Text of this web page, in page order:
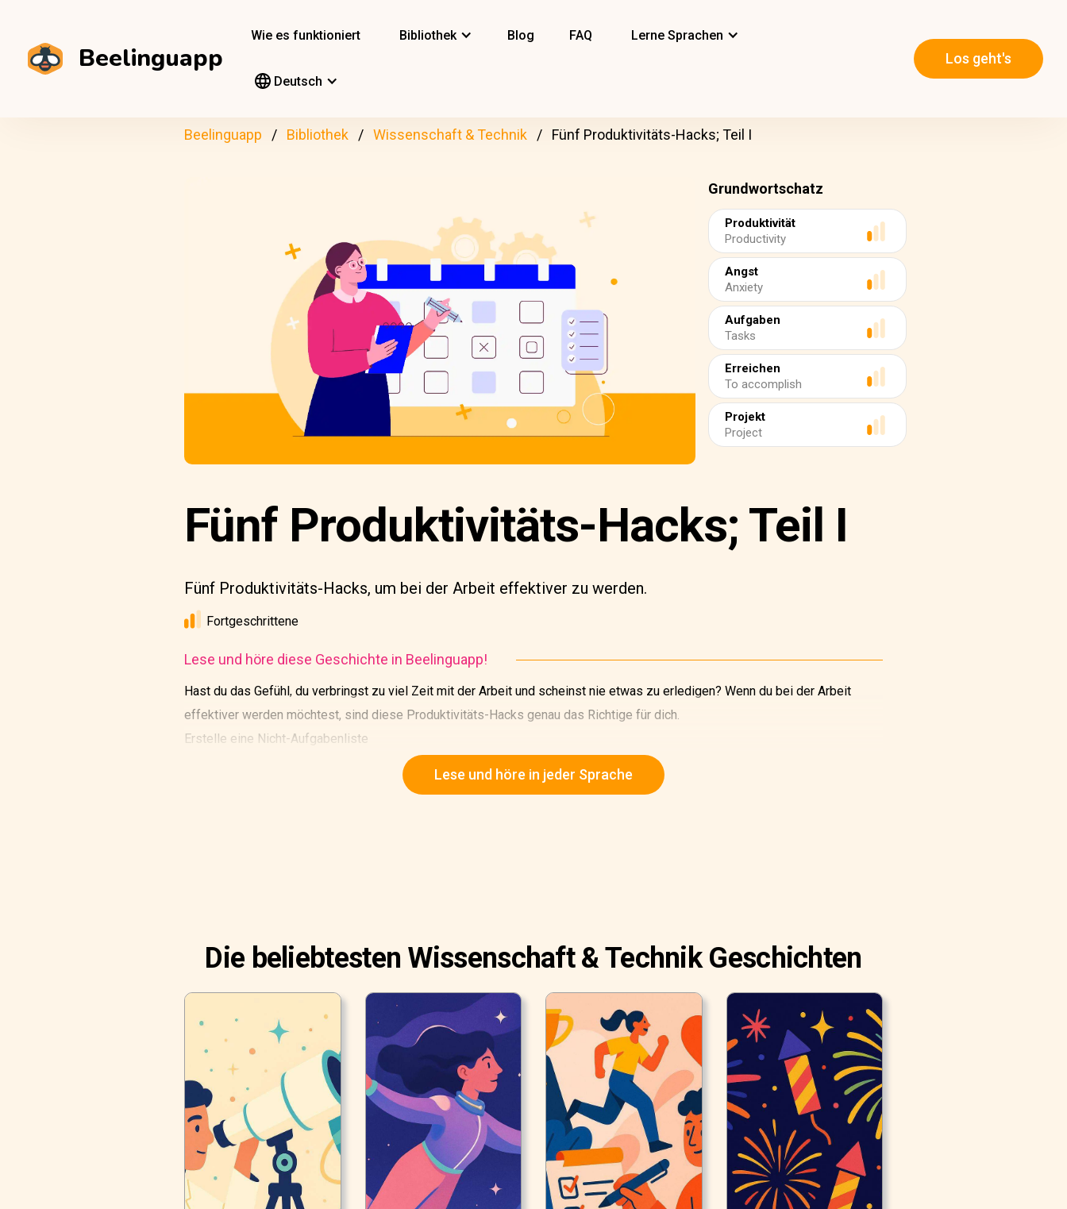
Beelinguapp
Wie es funktioniert Bibliothek Blog FAQ Lerne Sprachen
Deutsch
Los geht's
Beelinguapp Bibliothek Wissenschaft & Technik Fünf Produktivitäts-Hacks; Teil I
Grundwortschatz
Produktivität
Productivity
Angst
Anxiety
Aufgaben
Tasks
Erreichen
To accomplish
Projekt
Project
Fünf Produktivitäts-Hacks; Teil I
Fünf Produktivitäts-Hacks, um bei der Arbeit effektiver zu werden.
Fortgeschrittene
Lese und höre diese Geschichte in Beelinguapp!
Hast du das Gefühl, du verbringst zu viel Zeit mit der Arbeit und scheinst nie etwas zu erledigen? Wenn du bei der Arbeit
effektiver werden möchtest, sind diese Produktivitäts-Hacks genau das Richtige für dich.
Erstelle eine Nicht-Aufgabenliste
Aufgabenlisten sind eines der beliebtesten und nützlichsten Hilfsmittel, um Dinge zu erledigen.
Lese und höre in jeder Sprache
Die beliebtesten Wissenschaft & Technik Geschichten